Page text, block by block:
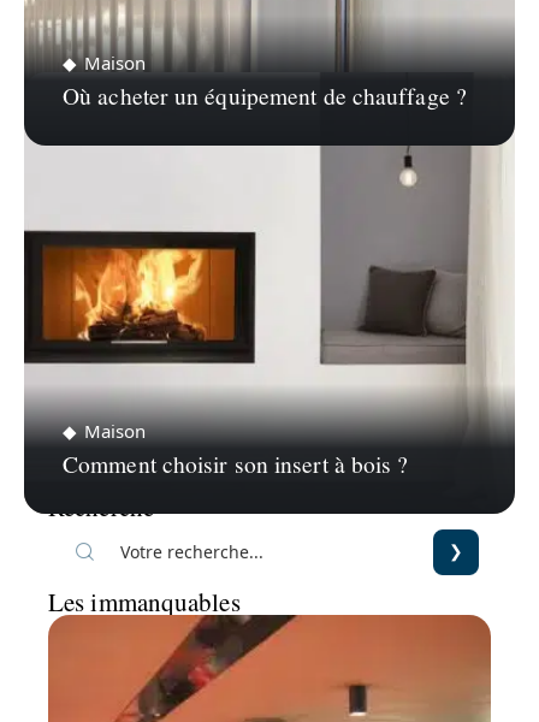
Maison
Où acheter un équipement de chauffage ?
Maison
Comment choisir son insert à bois ?
Recherche
Les immanquables